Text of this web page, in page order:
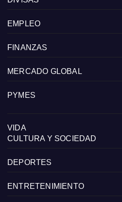
EMPLEO
FINANZAS
MERCADO GLOBAL
PYMES
VIDA
CULTURA Y SOCIEDAD
DEPORTES
ENTRETENIMIENTO